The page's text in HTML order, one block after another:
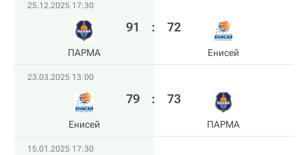
25.12.2025 17:30
ПАРМА
91 : 72
Енисей
23.03.2025 13:00
Енисей
79 : 73
ПАРМА
15.01.2025 17:30